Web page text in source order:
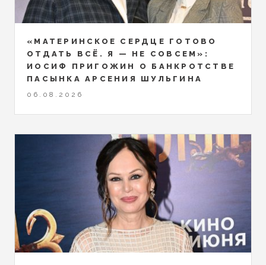
«МАТЕРИНСКОЕ СЕРДЦЕ ГОТОВО
ОТДАТЬ ВСЁ. Я — НЕ СОВСЕМ»:
ИОСИФ ПРИГОЖИН О БАНКРОТСТВЕ
ПАСЫНКА АРСЕНИЯ ШУЛЬГИНА
06.08.2026